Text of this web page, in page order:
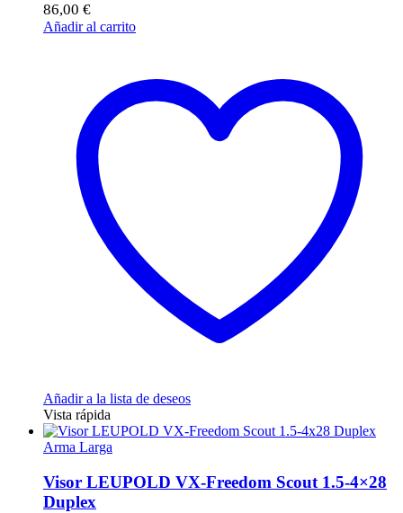
86,00 €
Añadir al carrito
Añadir a la lista de deseos
Vista rápida
Arma Larga
Visor LEUPOLD VX-Freedom Scout 1.5-4×28
Duplex